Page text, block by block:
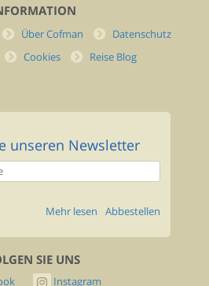
Über Cofman
Datenschutz
Cookies Reise Blog
unseren Newsletter
Abbestellen
Mehr lesen
SIE UNS
Instagram